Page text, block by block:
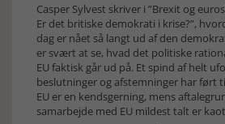
Casper Sylvest skriver i ”Brexit og
Er det britiske demokrati i krise?”,
dag er nået så langt ud af den
er svært at se, hvad det politiske
EU faktisk går ud på. Et spind af helt
beslutninger og afstemninger har ført
EU er en kendsgerning, mens
samarbejde med EU mildest talt er